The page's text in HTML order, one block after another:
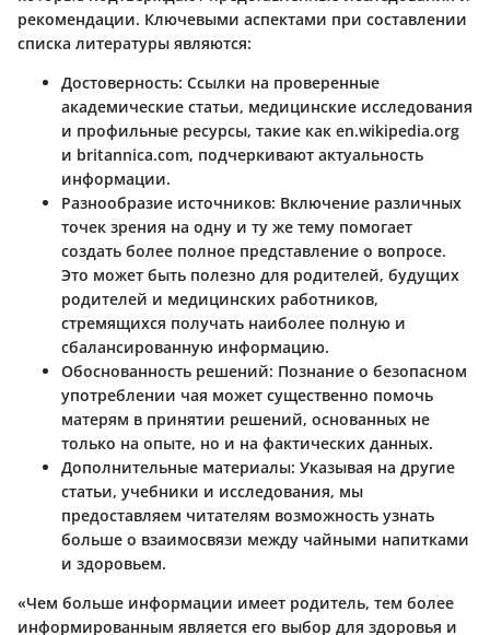
рекомендации. Ключевыми аспектами при составлении
списка литературы являются:
Достоверность: Ссылки на проверенные
академические статьи, медицинские исследования
и профильные ресурсы, такие как en.wikipedia.org
и britannica.com, подчеркивают актуальность
информации.
Разнообразие источников: Включение различных
точек зрения на одну и ту же тему помогает
создать более полное представление о вопросе.
Это может быть полезно для родителей, будущих
родителей и медицинских работников,
стремящихся получать наиболее полную и
сбалансированную информацию.
Обоснованность решений: Познание о безопасном
употреблении чая может существенно помочь
матерям в принятии решений, основанных не
только на опыте, но и на фактических данных.
Дополнительные материалы: Указывая на другие
статьи, учебники и исследования, мы
предоставляем читателям возможность узнать
больше о взаимосвязи между чайными напитками
и здоровьем.
«Чем больше информации имеет родитель, тем более
информированным является его выбор для здоровья и